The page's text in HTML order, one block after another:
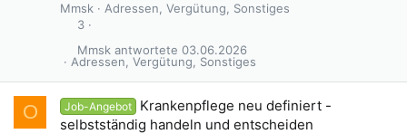
Mmsk
Adressen, Vergütung, Sonstiges
3
Adressen, Vergütung, Sonstiges
03.06.2026
Mmsk
O Job-Angebot
Krankenpflege neu definiert -
selbstständig handeln und entscheiden